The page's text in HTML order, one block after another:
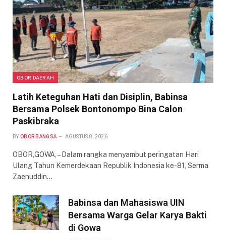
OBOR DAERAH
Latih Keteguhan Hati dan Disiplin, Babinsa
Bersama Polsek Bontonompo Bina Calon
Paskibraka
BY OBOR BANGSA AGUSTUS 8, 2026
OBOR,GOWA, – Dalam rangka menyambut peringatan Hari
Ulang Tahun Kemerdekaan Republik Indonesia ke-81, Serma
Zaenuddin…
Babinsa dan Mahasiswa UIN
Bersama Warga Gelar Karya Bakti
di Gowa